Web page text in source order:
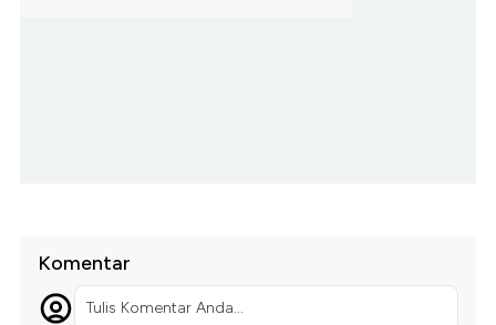
Komentar
Tulis Komentar Anda...